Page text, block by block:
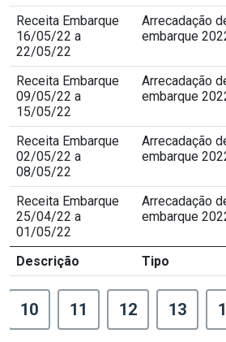
Receita Embarque
16/05/22 a
22/05/22
Arrecadação
embarque
Receita Embarque
09/05/22 a
15/05/22
Arrecadação
embarque
Receita Embarque
02/05/22 a
08/05/22
Arrecadação
embarque
Receita Embarque
25/04/22 a
01/05/22
Arrecadação
embarque
Descrição Tipo
10 11 12 13